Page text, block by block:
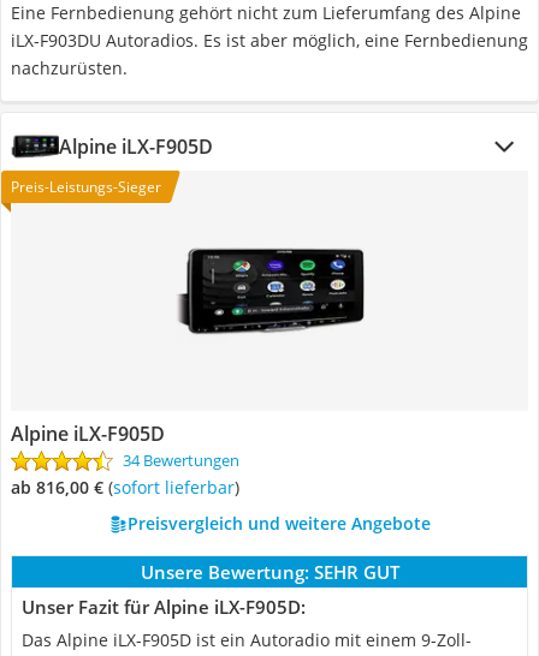
Eine Fernbedienung gehört nicht zum Lieferumfang des Alpine
iLX-F903DU Autoradios. Es ist aber möglich, eine Fernbedienung
nachzurüsten.
Alpine iLX-F905D
Preis-Leistungs-Sieger
Alpine iLX-F905D
34 Bewertungen
ab 816,00 € ( Sofort lieferbar)
Preisvergleich und weitere Angebote
Unsere Bewertung: SEHR GUT
Unser Fazit für Alpine iLX-F905D:
Das Alpine iLX-F905D ist ein Autoradio mit einem 9-Zoll-